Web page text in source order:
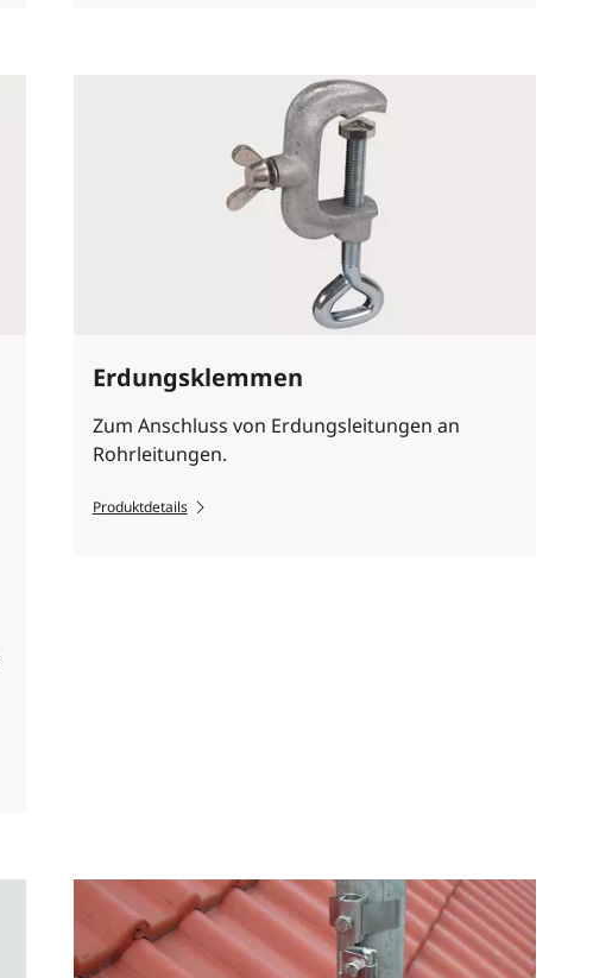
Erdungsklemmen
Zum Anschluss von Erdungsleitungen an
Rohrleitungen.
Produktdetails